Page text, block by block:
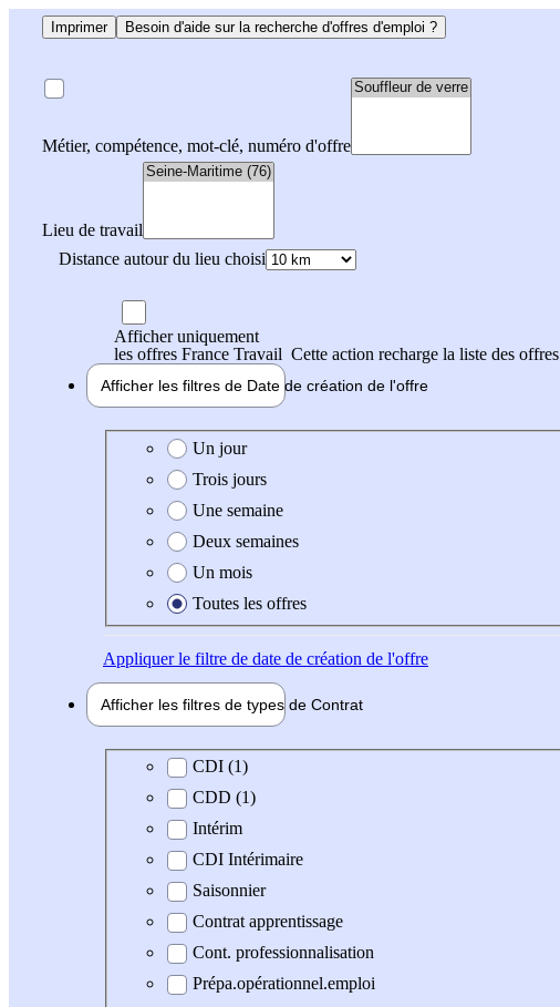
Imprimer Besoin d'aide sur la recherche d'offres d'emploi ?
Métier, compétence, mot-clé, numéro d'offre
Lieu de travail
Distance autour du lieu choisi
Afficher uniquement
les offres France Travail Cette action recharge la liste des offres
Afficher les filtres de Date de création de l'offre
Date de création de l'offre
Un jour
Trois jours
Une semaine
Deux semaines
Un mois
Toutes les offres
Appliquerle filtre de date de création de l'offre
Afficher les filtres de types de Contrat
Type de contrat
CDI (1)
CDD (1)
Intérim
CDI Intérimaire
Saisonnier
Contrat apprentissage
Cont. professionnalisation
Prépa.opérationnel.emploi